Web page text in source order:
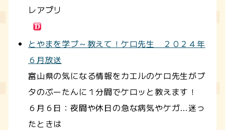
レアプリ
とやまを学ブ～教えて！ケロ先生 ２０２４年
６月放送
富山県の気になる情報をカエルのケロ先生がブ
タのぶーたんに１分間でケロッと教えます！
６月６日：夜間や休日の急な病気やケガ…迷っ
たときは